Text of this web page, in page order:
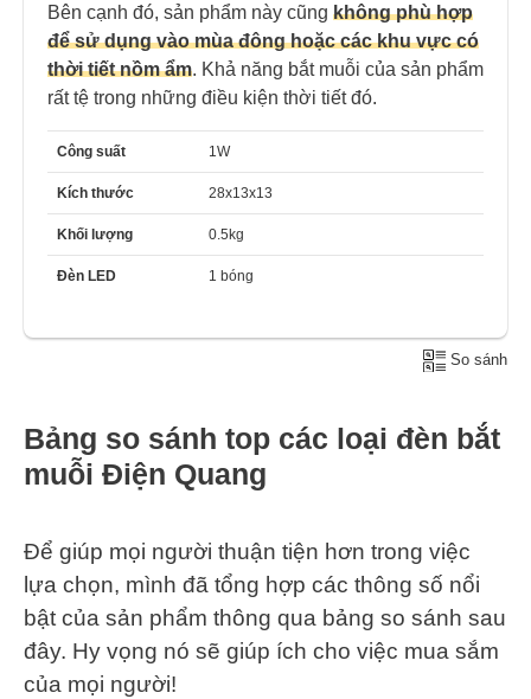
Bên cạnh đó, sản phẩm này cũng không phù hợp
để sử dụng vào mùa đông hoặc các khu vực có
thời tiết nồm ẩm. Khả năng bắt muỗi của sản phẩm
rất tệ trong những điều kiện thời tiết đó.
Công suất 1W
Kích thước 28x13x13
Khối lượng 0.5kg
Đèn LED 1 bóng
So sánh
Bảng so sánh top các loại đèn bắt
muỗi Điện Quang
Để giúp mọi người thuận tiện hơn trong việc
lựa chọn, mình đã tổng hợp các thông số nổi
bật của sản phẩm thông qua bảng so sánh sau
đây. Hy vọng nó sẽ giúp ích cho việc mua sắm
của mọi người!